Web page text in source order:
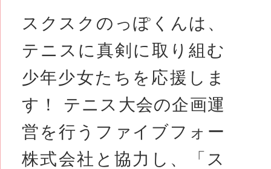
スクスクのっぽくんは、
テニスに真剣に取り組む
少年少女たちを応援しま
す！ テニス大会の企画運
営を行うファイブフォー
株式会社と協力し、「ス